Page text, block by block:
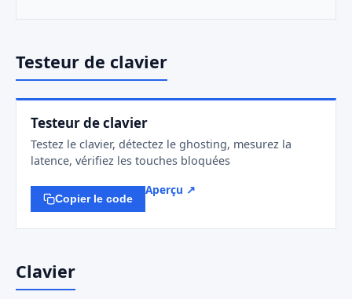
Testeur de clavier
Testeur de clavier
Testez le clavier, détectez le ghosting, mesurez la
latence, vérifiez les touches bloquées
Copier le code
Aperçu ↗
Clavier